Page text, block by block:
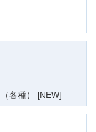
各種） [NEW]